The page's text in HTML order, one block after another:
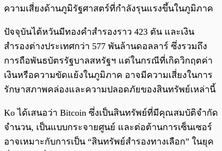
ความเสี่ยงด้านภูมิรัฐศาสตร์ที่กำลังรุนแรงขึ้นในภูมิภาค
ปัจจุบันไต้หวันมีทองคำสำรองราว 423 ตัน และเงิน
สำรองต่างประเทศกว่า 577 พันล้านดอลลาร์ ซึ่งรวมถึง
การถือพันธบัตรรัฐบาลสหรัฐฯ แต่ในกรณีที่เกิดวิกฤตค่า
เงินหรือความขัดแย้งในภูมิภาค อาจมีความเสี่ยงในการ
รักษาสภาพคล่องและความปลอดภัยของสินทรัพย์เหล่านี้
Ko ได้เสนอว่า Bitcoin ซึ่งเป็นสินทรัพย์ที่มีคุณสมบัติจำกัด
จำนวน, เป็นแบบกระจายศูนย์ และต่อต้านการเซ็นเซอร์
อาจเหมาะกับการเป็น “สินทรัพย์สำรองทางเลือก” ในยุค